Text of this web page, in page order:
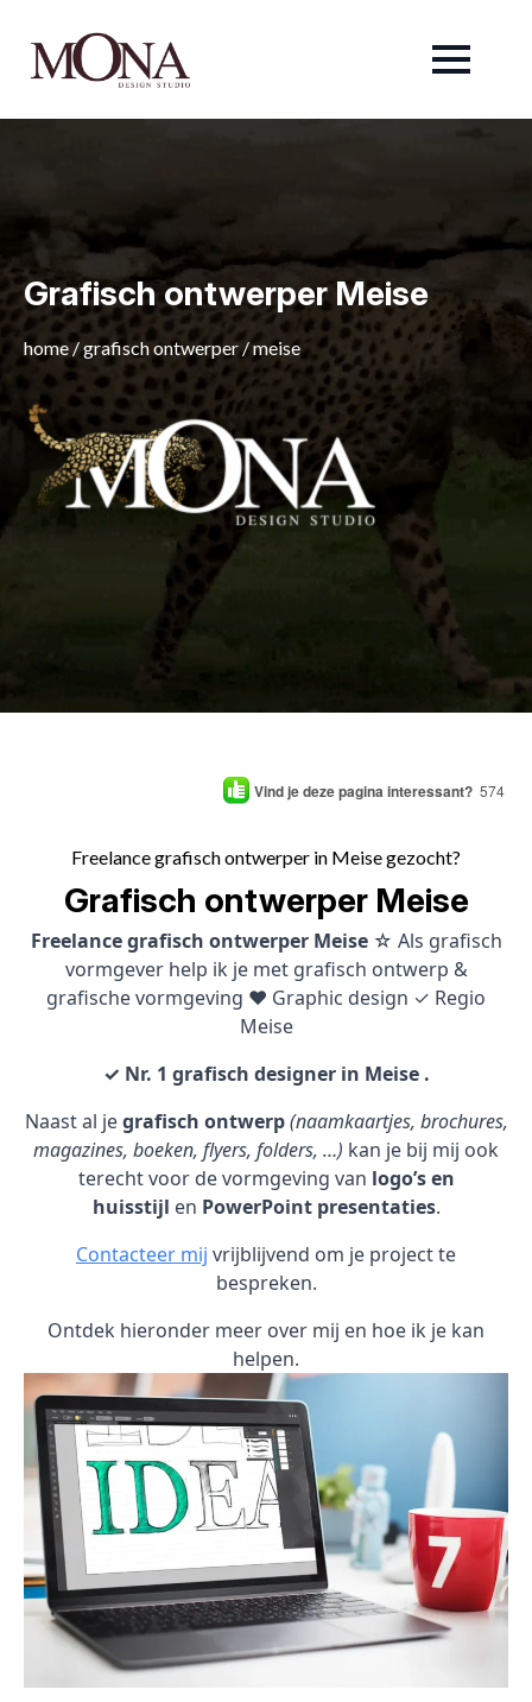
Grafisch ontwerper Meise
home/grafisch ontwerper/meise
Vind je deze pagina interessant? 574
Freelance grafisch ontwerper in Meise gezocht?
Grafisch ontwerper Meise
Freelance grafisch ontwerper Meise ☆ Als grafisch
vormgever help ik je met grafisch ontwerp &
grafische vormgeving ♥ Graphic design ✓ Regio
Meise
✓ Nr. 1 grafisch designer in Meise .
Naast al jegrafisch ontwerp (naamkaartjes, brochures,
magazines, boeken, flyers, folders, …) kan je bij mij ook
terecht voor de vormgeving van logo’s en
huisstijl en PowerPoint presentaties.
Contacteer mij vrijblijvend om je project te
bespreken.
Ontdek hieronder meer over mij en hoe ik je kan
helpen.